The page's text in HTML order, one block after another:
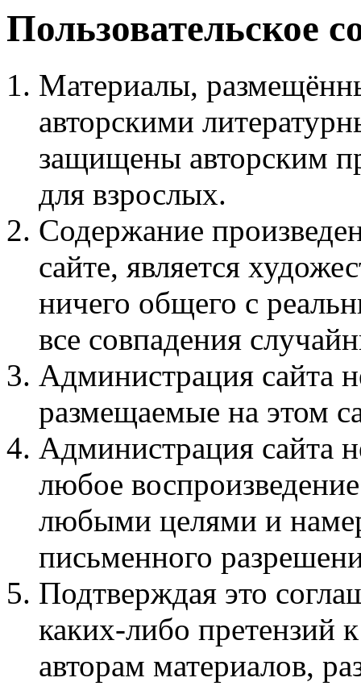
Пользовательское
Материалы,
авторскими
защищены авторским
для взрослых.
Содержание
сайте, является
ничего общего с
все совпадения
Администрация сайта
размещаемые на этом
Администрация сайта
любое
любыми целями и
письменного
Подтверждая это
каких-либо претензий
авторам материалов,